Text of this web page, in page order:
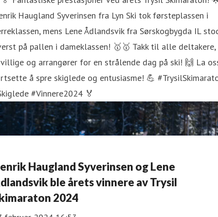
Haugland Syverinsen fra Lyn Ski tok førsteplassen i
mens Lene Ådlandsvik fra Sørskogbygda IL
på pallen i dameklassen! 🥇🥇 Takk til alle deltakere,
og arrangører for en strålende dag på ski! 🙌 La
å spre skiglede og entusiasme! 💪
#Vinnere2024 🏅
Haugland Syverinsen og Lene
ble årets vinnere av Trysil
2024